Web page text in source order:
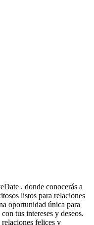
, donde conocerás a
listos para relaciones
oportunidad única para
tus intereses y deseos.
felices y